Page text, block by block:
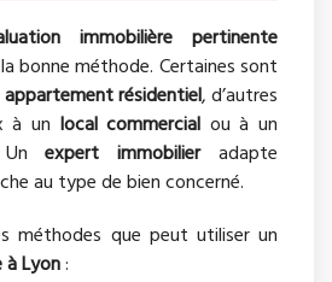
immobilière pertinente
bonne méthode. Certaines sont
appartement résidentiel, d’autres
à un local commercial ou à un
Unexpert immobilieradapte
au type de bien concerné.
méthodes que peut utiliser un
Lyon: